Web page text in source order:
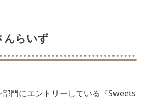
らいず
門にエントリーしている『Sweets